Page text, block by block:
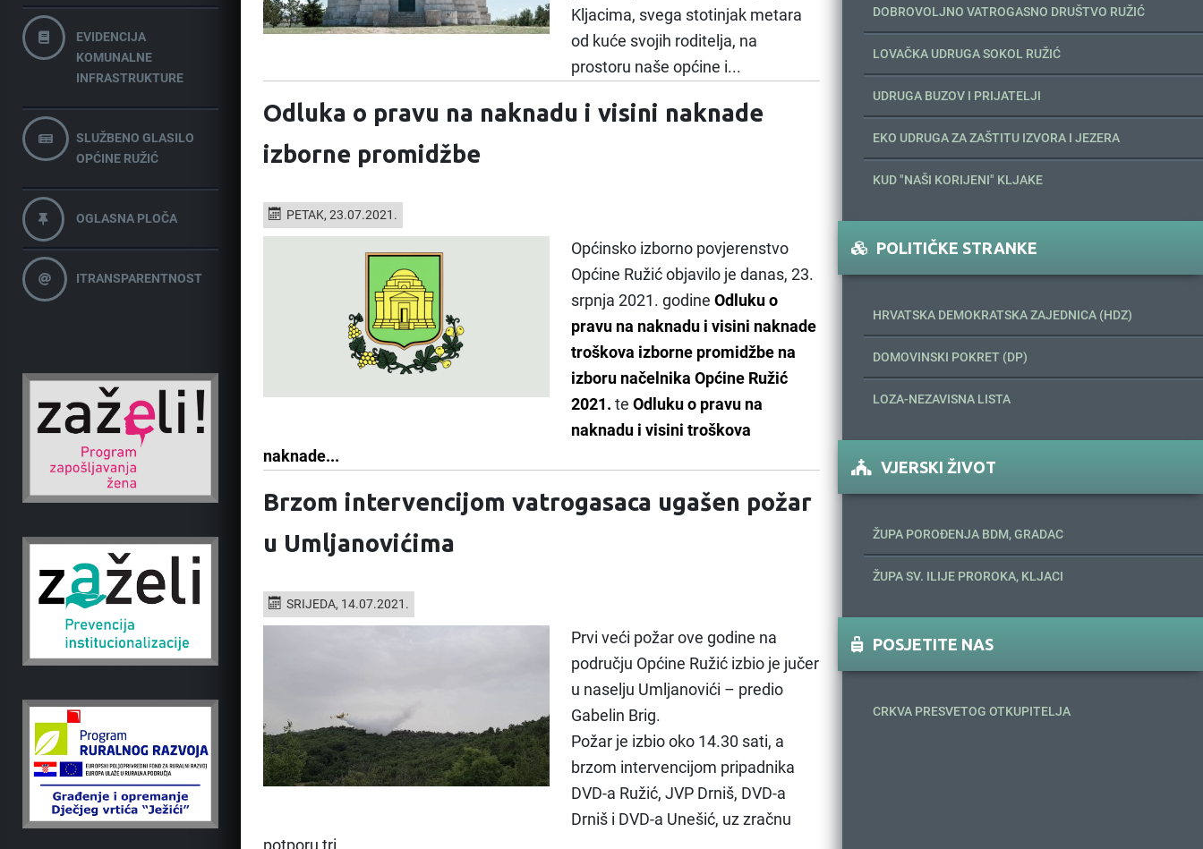
EVIDENCIJA
KOMUNALNE
INFRASTRUKTURE
SLUŽBENO GLASILO
OPĆINE RUŽIĆ
OGLASNA PLOČA
ITRANSPARENTNOST
Kljacima, svega stotinjak metara
od kuće svojih roditelja, na
prostoru naše općine i...
Odluka o pravu na naknadu i visini naknade
izborne promidžbe
PETAK, 23.07.2021.
Općinsko izborno povjerenstvo
Općine Ružić objavilo je danas, 23.
srpnja 2021. godine Odluku o
pravu na naknadu i visini naknade
troškova izborne promidžbe na
izboru načelnika Općine Ružić
2021. te Odluku o pravu na
naknadu i visini troškova
naknade...
Brzom intervencijom vatrogasaca ugašen požar
u Umljanovićima
SRIJEDA, 14.07.2021.
Prvi veći požar ove godine na
području Općine Ružić izbio je jučer
u naselju Umljanovići – predio
Gabelin Brig.
Požar je izbio oko 14.30 sati, a
brzom intervencijom pripadnika
DVD-a Ružić, JVP Drniš, DVD-a
Drniš i DVD-a Unešić, uz zračnu
DOBROVOLJNO VATROGASNO DRUŠTVO RUŽIĆ
LOVAČKA UDRUGA SOKOL RUŽIĆ
UDRUGA BUZOV I PRIJATELJI
EKO UDRUGA ZA ZAŠTITU IZVORA I JEZERA
KUD "NAŠI KORIJENI" KLJAKE
POLITIČKE STRANKE
HRVATSKA DEMOKRATSKA ZAJEDNICA (HDZ)
DOMOVINSKI POKRET (DP)
LOZA-NEZAVISNA LISTA
VJERSKI ŽIVOT
ŽUPA POROĐENJA BDM, GRADAC
ŽUPA SV. ILIJE PROROKA, KLJACI
POSJETITE NAS
CRKVA PRESVETOG OTKUPITELJA